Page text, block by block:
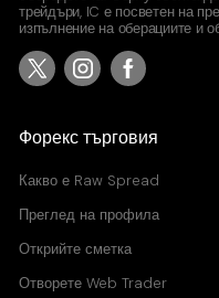
USDJPY
United States Dollar vs Japanese
0
Standard Account
трейдъри, IC е посветен на
изпълнение на оберациите и
Форекс търговия
Какво е Raw Spread
Преглед на профила
Открийте сметка
Отворете Web Trader